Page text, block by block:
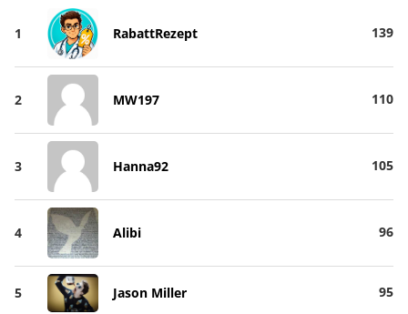
1 RabattRezept 139
2 MW197 110
3 Hanna92 105
4 Alibi 96
5 Jason Miller 95